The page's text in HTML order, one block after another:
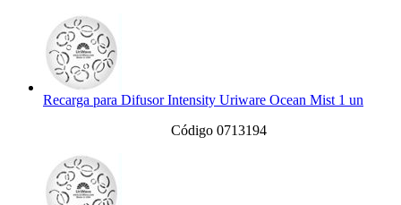
Recarga para Difusor Intensity Uriware Ocean Mist 1 un
Código 0713194